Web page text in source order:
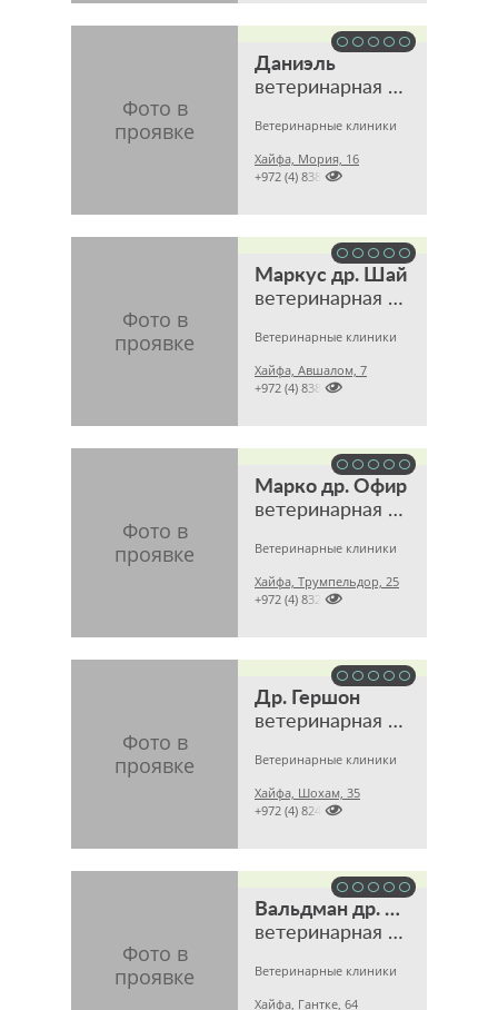
Даниэль
ветеринарная клиника
Ветеринарные клиники
Хайфа, Мория, 16

+972 (4) 8385542
Маркус др. Шай
ветеринарная клиника
Ветеринарные клиники
Хайфа, Авшалом, 7

+972 (4) 8383043
Марко др. Офир
ветеринарная клиника
Ветеринарные клиники
Хайфа, Трумпельдор, 25

+972 (4) 8322713
Др. Гершон
ветеринарная клиника
Ветеринарные клиники
Хайфа, Шохам, 35

+972 (4) 8247295
Вальдман др. Леора
ветеринарная клиника
Ветеринарные клиники
Хайфа, Гантке, 64